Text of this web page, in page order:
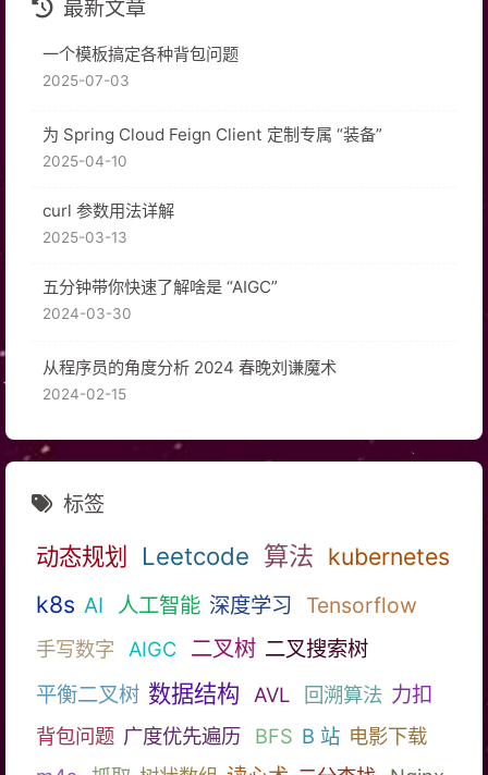
最新文章
一个模板搞定各种背包问题
2025-07-03
为 Spring Cloud Feign Client 定制专属 “装备”
2025-04-10
curl 参数用法详解
2025-03-13
五分钟带你快速了解啥是 “AIGC”
2024-03-30
从程序员的角度分析 2024 春晚刘谦魔术
2024-02-15
标签
动态规划 Leetcode 算法 kubernetes
k8s AI 人工智能 深度学习 Tensorflow
手写数字 AIGC 二叉树 二叉搜索树
平衡二叉树 数据结构 AVL 回溯算法 力扣
背包问题 广度优先遍历 BFS B 站 电影下载